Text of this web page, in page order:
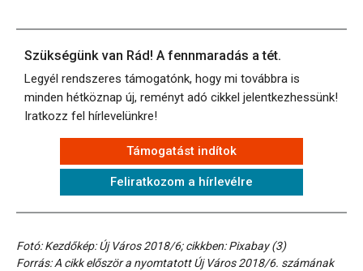
Szükségünk van Rád! A fennmaradás a tét.
Legyél rendszeres támogatónk, hogy mi továbbra is
minden hétköznap új, reményt adó cikkel jelentkezhessünk!
Iratkozz fel hírlevelünkre!
Támogatást indítok
Feliratkozom a hírlevélre
Fotó: Kezdőkép: Új Város 2018/6; cikkben: Pixabay (3)
Forrás: A cikk először a nyomtatott Új Város 2018/6. számának